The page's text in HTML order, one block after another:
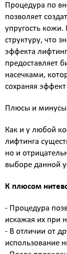
Чистка
Zein
лица
Процедура по
позволяет
упругость
структуру, что
эффекта
предоставляет
насечками,
сохраняя
Плюсы и минусы
Как и у любой
лифтинга
но и
выборе данной
К плюсом
- Процедура
искажая их при
- В отличии от
использование